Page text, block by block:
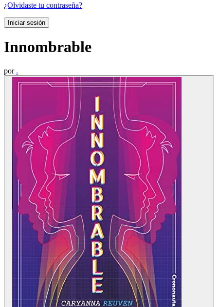
¿Olvidaste tu contraseña?
Iniciar sesión
Innombrable
por .